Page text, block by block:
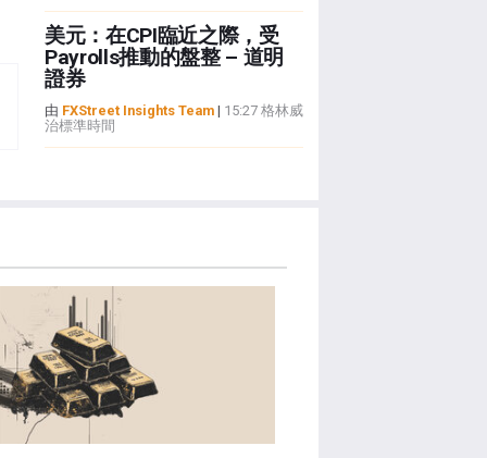
美元：在CPI臨近之際，受
Payrolls推動的盤整 – 道明
證券
由 FXStreet Insights Team| 15:27 格林威
治標準時間